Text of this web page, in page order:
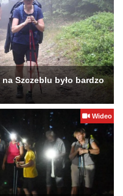
Szczeblu było bardzo
Wideo